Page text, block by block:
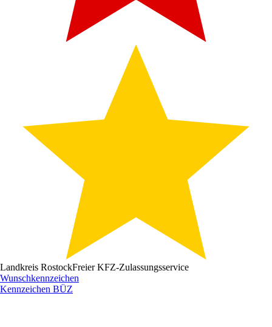
Landkreis RostockFreier KFZ-Zulassungsservice
Wunschkennzeichen
Kennzeichen BÜZ